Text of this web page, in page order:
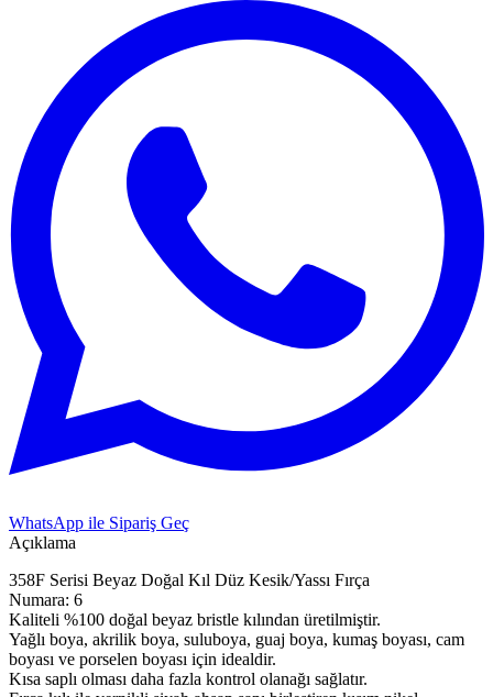
WhatsApp ile Sipariş Geç
Açıklama
358F Serisi Beyaz Doğal Kıl Düz Kesik/Yassı Fırça
Numara: 6
Kaliteli %100 doğal beyaz bristle kılından üretilmiştir.
Yağlı boya, akrilik boya, suluboya, guaj boya, kumaş boyası, cam
boyası ve porselen boyası için idealdir.
Kısa saplı olması daha fazla kontrol olanağı sağlatır.